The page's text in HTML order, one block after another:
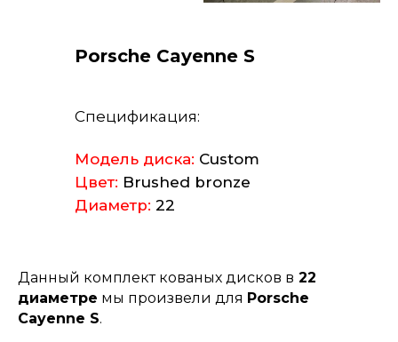
Спецификация:
Модель диска: Custom
Цвет: Brushed bronze
Диаметр: 22
Porsche Cayenne S
Данный комплект кованых дисков в 22
диаметре мы произвели для Porsche
Cayenne S.